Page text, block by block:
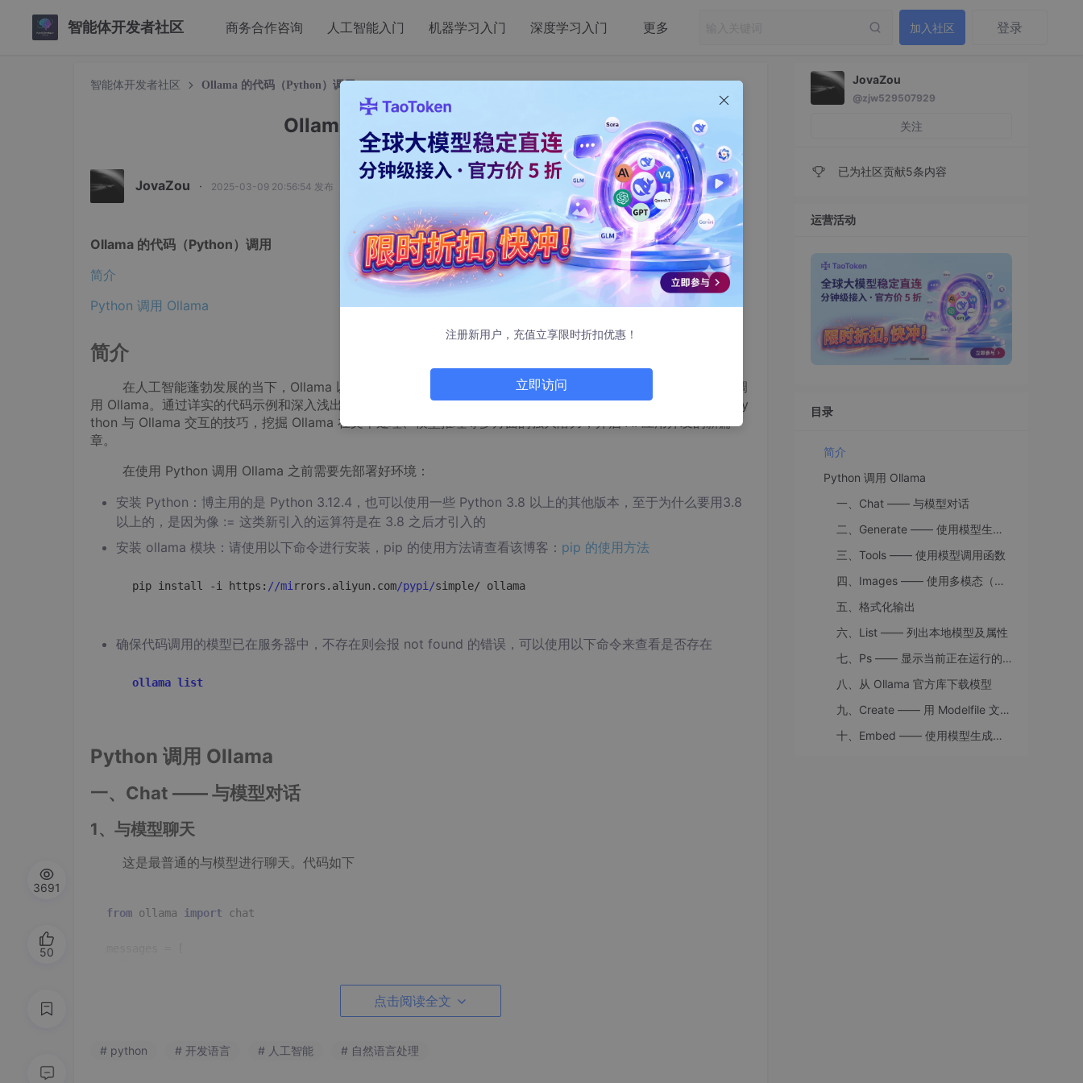
智能体开发者社区 商务合作咨询 人工智能入门 机器学习入门 深度学习入门 更多 加入社区 登录
智能体开发者社区 Ollama 的代码（Python）调用
Ollama 的代码（Python）调用
JovaZou · 2025-03-09 20:56:54 发布
Ollama 的代码（Python）调用
简介
Python 调用 Ollama
简介
在人工智能蓬勃发展的当下，Ollama 以其独特的魅力崭露头角。本篇深入探讨了如何借助 Python 语言高效调
用 Ollama。通过详实的代码示例和深入浅出的讲解，无论是编程新手还是经验丰富的开发者，都能从中掌握利用 Py
thon 与 Ollama 交互的技巧，挖掘 Ollama 在文本处理、模型推理等多方面的强大潜力，开启 AI 应用开发的新篇
章。
在使用 Python 调用 Ollama 之前需要先部署好环境：
安装 Python：博主用的是 Python 3.12.4，也可以使用一些 Python 3.8 以上的其他版本，至于为什么要用3.8
以上的，是因为像 := 这类新引入的运算符是在 3.8 之后才引入的
安装 ollama 模块：请使用以下命令进行安装，pip 的使用方法请查看该博客： pip 的使用方法
pip install -i https: //mi rrors.aliyun.com/pypi/simple/ ollama
确保代码调用的模型已在服务器中，不存在则会报 not found 的错误，可以使用以下命令来查看是否存在
ollama list
Python 调用 Ollama
一、Chat —— 与模型对话
1、与模型聊天
这是最普通的与模型进行聊天。代码如下
from ollama import chat
, # 与模型聊天的内容
点击阅读全文
# python # 开发语言 # 人工智能 # 自然语言处理
3691
50
JovaZou
@zjw529507929
关注
已为社区贡献5条内容
运营活动
目录
简介
Python 调用 Ollama
一、Chat —— 与模型对话
二、Generate —— 使用模型生成文本
三、Tools —— 使用模型调用函数
四、Images —— 使用多模态（multimodal，图像聊天）模型聊天
五、格式化输出
六、List —— 列出本地模型及属性
七、Ps —— 显示当前正在运行的模型的信息
八、从 Ollama 官方库下载模型
九、Create —— 用 Modelfile 文件创建模型
十、Embed —— 使用模型生成嵌入向量
注册新用户，充值立享限时折扣优惠！
立即访问